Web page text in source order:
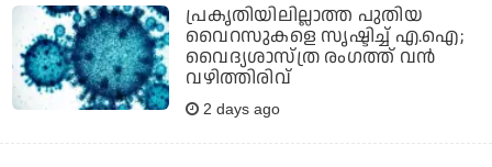
പ്രകൃതിയിലില്ലാത്ത പുതിയ
വൈറസുകളെ സൃഷ്ടിച്ച് എ.ഐ;
വൈദ്യശാസ്ത്ര രംഗത്ത് വന്‍
വഴിത്തിരിവ്
2 days ago